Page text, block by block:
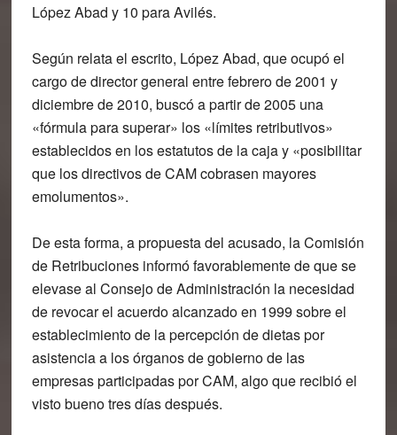
López Abad y 10 para Avilés.
Según relata el escrito, López Abad, que ocupó el
cargo de director general entre febrero de 2001 y
diciembre de 2010, buscó a partir de 2005 una
«fórmula para superar» los «límites retributivos»
establecidos en los estatutos de la caja y «posibilitar
que los directivos de CAM cobrasen mayores
emolumentos».
De esta forma, a propuesta del acusado, la Comisión
de Retribuciones informó favorablemente de que se
elevase al Consejo de Administración la necesidad
de revocar el acuerdo alcanzado en 1999 sobre el
establecimiento de la percepción de dietas por
asistencia a los órganos de gobierno de las
empresas participadas por CAM, algo que recibió el
visto bueno tres días después.